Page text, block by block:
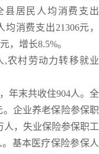
县居民人均消费支出
消费支出21306元，
，增长8.5%。
,农村劳动力转移就业
年末共收住904人。全
企业养老保险参保职
人，失业保险参保职工
基本医疗保险参保人